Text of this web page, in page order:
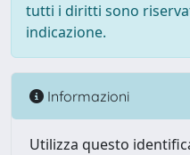
tutti i diritti sono
indicazione.
Informazioni
Utilizza questo